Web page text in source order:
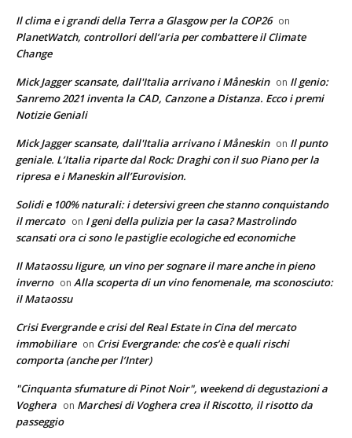
Il clima e i grandi della Terra a Glasgow per la COP26 on
PlanetWatch, controllori dell’aria per combattere il Climate
Change
Mick Jagger scansate, dall'Italia arrivano i Måneskin on Il genio:
Sanremo 2021 inventa la CAD, Canzone a Distanza. Ecco i premi
Notizie Geniali
Mick Jagger scansate, dall'Italia arrivano i Måneskin on Il punto
geniale. L’Italia riparte dal Rock: Draghi con il suo Piano per la
ripresa e i Maneskin all’Eurovision.
Solidi e 100% naturali: i detersivi green che stanno conquistando
il mercato on I geni della pulizia per la casa? Mastrolindo
scansati ora ci sono le pastiglie ecologiche ed economiche
Il Mataossu ligure, un vino per sognare il mare anche in pieno
inverno on Alla scoperta di un vino fenomenale, ma sconosciuto:
il Mataossu
Crisi Evergrande e crisi del Real Estate in Cina del mercato
immobiliare on Crisi Evergrande: che cos’è e quali rischi
comporta (anche per l’Inter)
"Cinquanta sfumature di Pinot Noir", weekend di degustazioni a
Voghera on Marchesi di Voghera crea il Riscotto, il risotto da
passeggio